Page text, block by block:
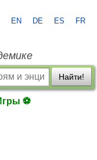
EN DE ES FR
Найти!
⚽